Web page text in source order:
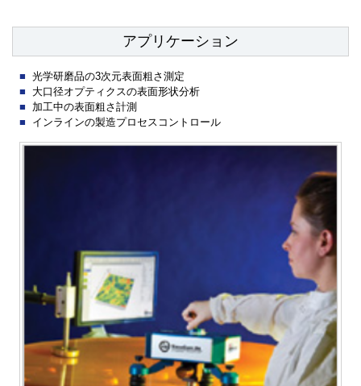
アプリケーション
光学研磨品の3次元表面粗さ測定
大口径オプティクスの表面形状分析
加工中の表面粗さ計測
インラインの製造プロセスコントロール